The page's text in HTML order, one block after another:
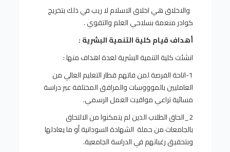
والاخلاق هي اخلاق الاسلام لا ريب في ذلك بتخريج
كوادر منعمة بسلاحي العلم والتقوي .
أهداف قيام كلية التنمية البشرية :
انشئت كلية التنمية البشرية لعدة اهداف منها :
1-اتاحة الفرصة لمن فاتهم قطار التعليم العالي من
العامليين بالموووسات والمرافق المختلفة عبر دراسة
مسائية تراعي مواقيت العمل الرسمي.
2_الحاق الطلاب الذين لم يتمكنوا من الالتحاق
بالجامعات من حملة الشهادة السودانية أو ما يعادلها
وبتحقيق رغباتهم في الدراسة الجامعية.